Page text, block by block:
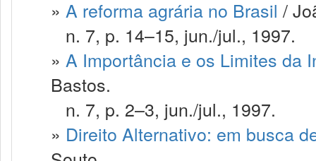
» A reforma agrária no Brasil /
n. 7, p. 14–15, jun./jul., 1997.
» A Importância e os Limites da
Bastos.
n. 7, p. 2–3, jun./jul., 1997.
» Direito Alternativo: em busca